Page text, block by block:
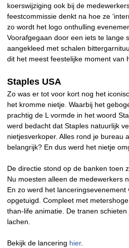
koerswijziging ook bij de
feestcommissie denkt na hoe ze
zo wordt het logo onthulling
Voorafgegaan door een iets te lange
aangekleed met schalen
dit het meest feestelijke moment van
Staples USA
Zo was er tot voor kort nog het
het kromme nietje. Waarbij het
prachtig de L vormde in het woord
werd bedacht dat Staples natuurlijk
nietjesverkoper. Alles rond je bureau
belangrijk? En dus werd het nietje
De directie stond op de banken toen
Nu moesten alleen de medewerkers
En zo werd het
opgetuigd. Compleet met
than-life animatie. De tranen
lachen.
Bekijk de lancering hier.